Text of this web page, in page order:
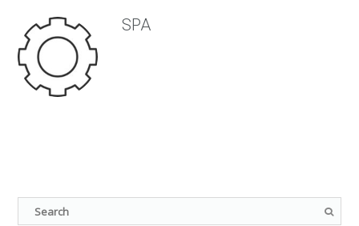
SPA